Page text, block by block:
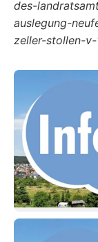
des-
auslegung-
zeller-stollen-v-